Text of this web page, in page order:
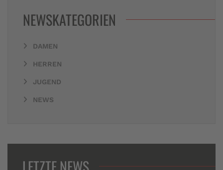
NEWSKATEGORIEN
DAMEN
HERREN
JUGEND
NEWS